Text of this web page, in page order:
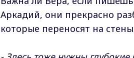
Аркадий, они прекрасно
которые переносят на